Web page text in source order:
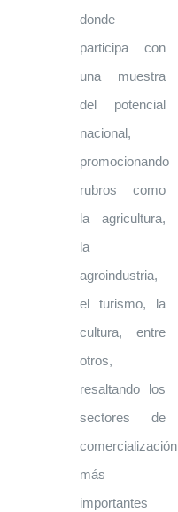
donde
participa con
una muestra
del potencial
nacional,
promocionando
rubros como
la agricultura,
la
agroindustria,
el turismo, la
cultura, entre
otros,
resaltando los
sectores de
comercialización
más
importantes